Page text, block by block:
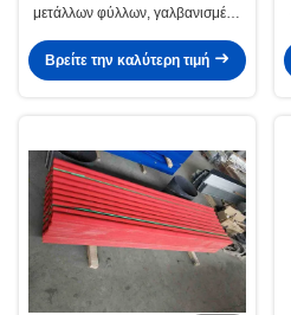
μετάλλων φύλλων, γαλβανισμένα
Βρείτε την καλύτερη τιμή